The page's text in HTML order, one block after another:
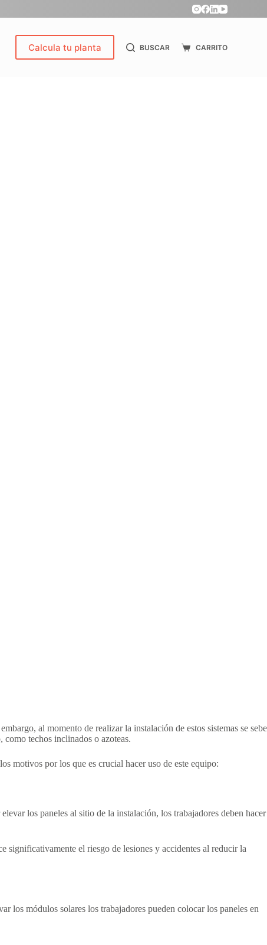
Calcula tu planta BUSCAR CARRITO
al momento de realizar la instalación de estos sistemas se sebe
como techos inclinados o azoteas.
motivos por los que es crucial hacer uso de este equipo:
los paneles al sitio de la instalación, los trabajadores deben hacer
significativamente el riesgo de lesiones y accidentes al reducir la
los módulos solares los trabajadores pueden colocar los paneles en